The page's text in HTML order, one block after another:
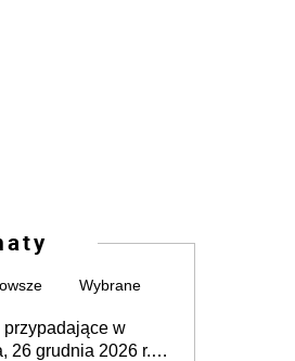
Wybrane
w
26 grudnia 2026 r.) –